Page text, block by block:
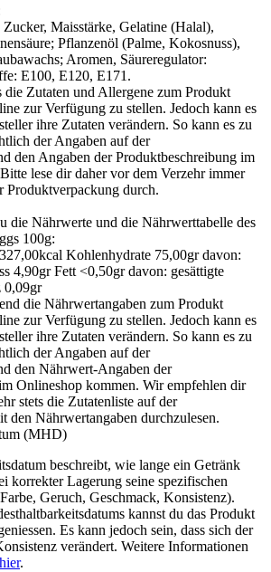
Zucker, Maisstärke, Gelatine (Halal),
Pflanzenöl (Palme, Kokosnuss),
Aromen, Säureregulator:
E100, E120, E171.
die Zutaten und Allergene zum Produkt
zur Verfügung zu stellen. Jedoch kann es
ihre Zutaten verändern. So kann es zu
der Angaben auf der
den Angaben der Produktbeschreibung im
lese dir daher vor dem Verzehr immer
Produktverpackung durch.
die Nährwerte und die Nährwerttabelle des
100g:
Kohlenhydrate 75,00gr davon:
4,90gr Fett <0,50gr davon: gesättigte
0,09gr
die Nährwertangaben zum Produkt
zur Verfügung zu stellen. Jedoch kann es
ihre Zutaten verändern. So kann es zu
der Angaben auf der
den Nährwert-Angaben der
Onlineshop kommen. Wir empfehlen dir
stets die Zutatenliste auf der
den Nährwertangaben durchzulesen.
(MHD)
beschreibt, wie lange ein Getränk
korrekter Lagerung seine spezifischen
Geruch, Geschmack, Konsistenz).
kannst du das Produkt
Es kann jedoch sein, dass sich der
verändert. Weitere Informationen
.